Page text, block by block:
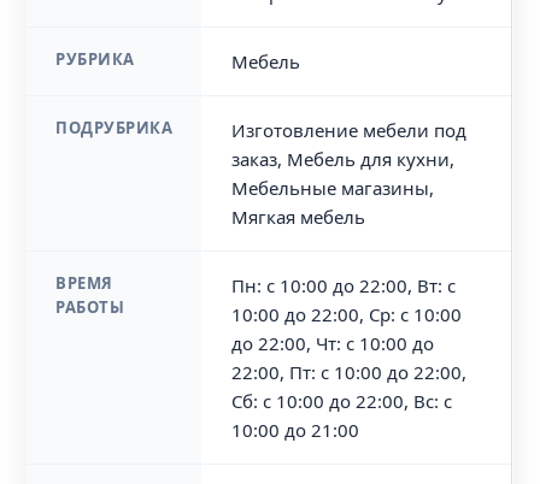
РУБРИКА Мебель
ПОДРУБРИКА
Изготовление мебели под
заказ, Мебель для кухни,
Мебельные магазины,
Мягкая мебель
ВРЕМЯ
РАБОТЫ
Пн: с 10:00 до 22:00, Вт: с
10:00 до 22:00, Ср: с 10:00
до 22:00, Чт: с 10:00 до
22:00, Пт: с 10:00 до 22:00,
Сб: с 10:00 до 22:00, Вс: с
10:00 до 21:00